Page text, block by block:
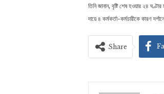
তিনি জানান, বৃষ্টি শেষ হওয়ার ২৪
দায়ে ৪ কর্মকর্তা-কর্মচারীকে কারণ
Share